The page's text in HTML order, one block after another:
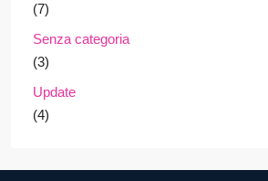
(7)
Senza categoria
(3)
Update
(4)